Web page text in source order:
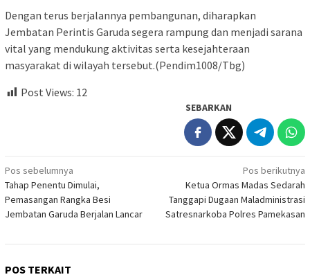
Dengan terus berjalannya pembangunan, diharapkan
Jembatan Perintis Garuda segera rampung dan menjadi sarana
vital yang mendukung aktivitas serta kesejahteraan
masyarakat di wilayah tersebut.(Pendim1008/Tbg)
Post Views: 12
SEBARKAN
Navigasi
pos
Pos sebelumnya
Tahap Penentu Dimulai,
Pemasangan Rangka Besi
Jembatan Garuda Berjalan Lancar
Pos berikutnya
Ketua Ormas Madas Sedarah
Tanggapi Dugaan Maladministrasi
Satresnarkoba Polres Pamekasan
POS TERKAIT